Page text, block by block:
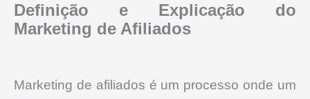
Definição e Explicação do
Marketing de Afiliados
Marketing de afiliados é um processo onde um